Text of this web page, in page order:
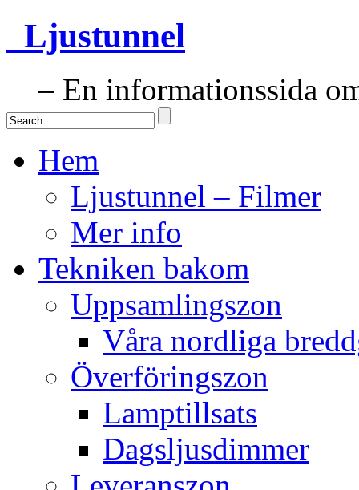
Ljustunnel
– En informationssida
Hem
Ljustunnel – Filmer
Mer info
Tekniken bakom
Uppsamlingszon
Våra nordliga
Överföringszon
Lamptillsats
Dagsljusdimmer